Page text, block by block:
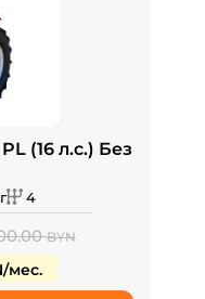
(16 л.с.) Без
4
BYN
мес.